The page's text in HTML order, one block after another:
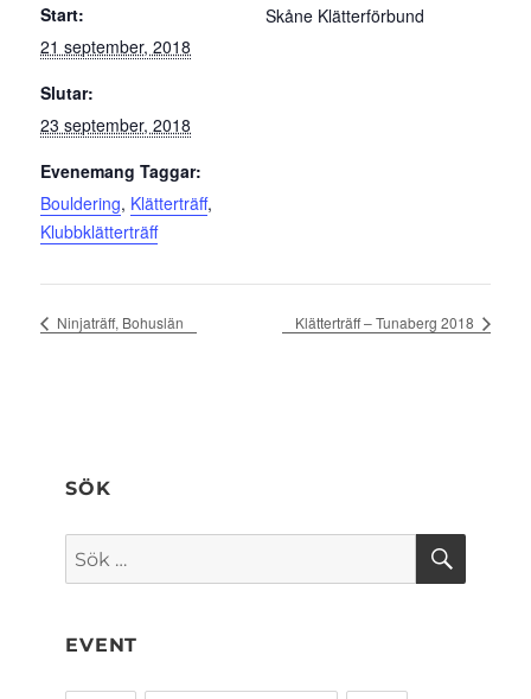
Start:
21 september, 2018
Slutar:
23 september, 2018
Evenemang Taggar:
Bouldering, Klätterträff,
Klubbklätterträff
Skåne Klätterförbund
Ninjaträff, Bohuslän Klätterträff – Tunaberg 2018
SÖK
Sök
efter:
SÖK
EVENT